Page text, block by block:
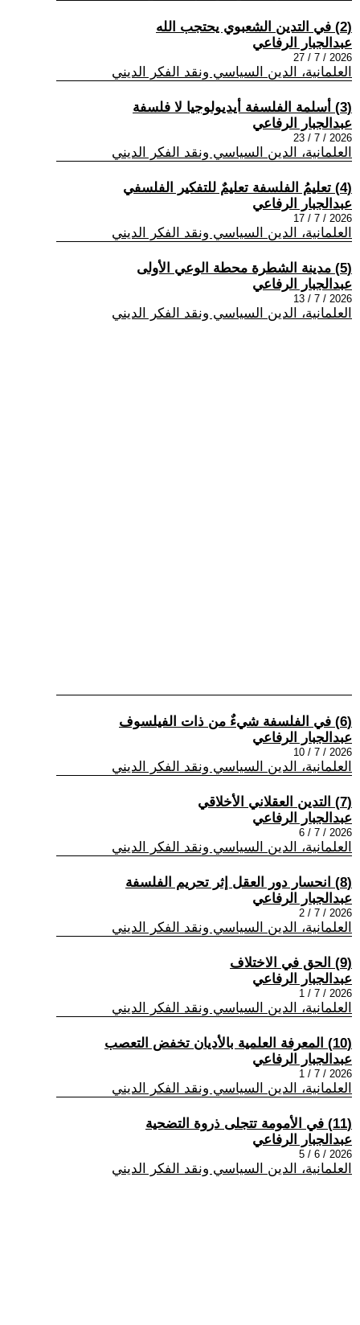
(2) في التدين الشعبوي يحتجب الله
عبدالجبار الرفاعي
2026 / 7 / 27
العلمانية، الدين السياسي ونقد الفكر الديني
(3) أسلمة الفلسفة أيديولوجيا لا فلسفة
عبدالجبار الرفاعي
2026 / 7 / 23
العلمانية، الدين السياسي ونقد الفكر الديني
(4) تعليمُ الفلسفة تعليمٌ للتفكير الفلسفي
عبدالجبار الرفاعي
2026 / 7 / 17
العلمانية، الدين السياسي ونقد الفكر الديني
(5) مدينة الشطرة محطة الوعي الأولى
عبدالجبار الرفاعي
2026 / 7 / 13
العلمانية، الدين السياسي ونقد الفكر الديني
(6) في الفلسفة شيءٌ من ذات الفيلسوف
عبدالجبار الرفاعي
2026 / 7 / 10
العلمانية، الدين السياسي ونقد الفكر الديني
(7) التدين العقلاني الأخلاقي
عبدالجبار الرفاعي
2026 / 7 / 6
العلمانية، الدين السياسي ونقد الفكر الديني
(8) انحسار دور العقل إثر تحريم الفلسفة
عبدالجبار الرفاعي
2026 / 7 / 2
العلمانية، الدين السياسي ونقد الفكر الديني
(9) الحق في الاختلاف
عبدالجبار الرفاعي
2026 / 7 / 1
العلمانية، الدين السياسي ونقد الفكر الديني
(10) المعرفة العلمية بالأديان تخفض التعصب
عبدالجبار الرفاعي
2026 / 7 / 1
العلمانية، الدين السياسي ونقد الفكر الديني
(11) في الأمومة تتجلى ذروة التضحية
عبدالجبار الرفاعي
2026 / 6 / 5
العلمانية، الدين السياسي ونقد الفكر الديني